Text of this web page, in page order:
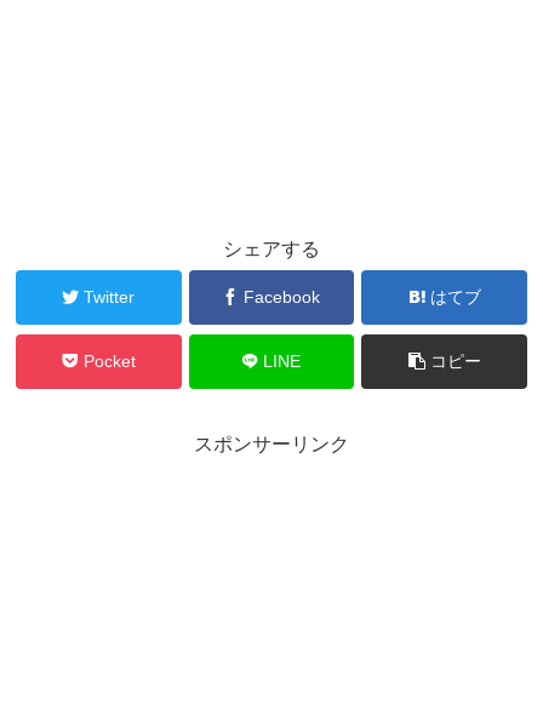
シェアする
Twitter Facebook はてブ
Pocket LINE コピー
スポンサーリンク